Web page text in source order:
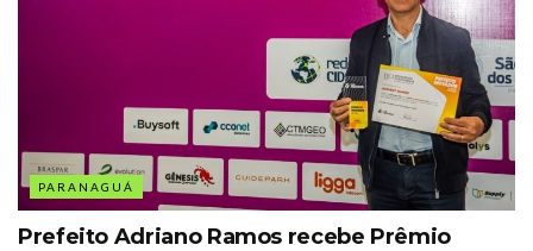
PARANAGUÁ
Prefeito Adriano Ramos recebe Prêmio